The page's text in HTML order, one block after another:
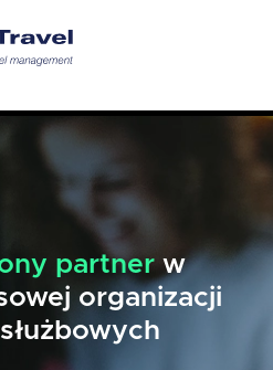
partnerw
organizacji
przyświeca
- perfekcyjna
podróży